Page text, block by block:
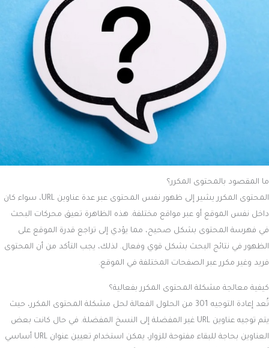
ما المقصود بالمحتوى المكرر؟
المحتوى المكرر يشير إلى ظهور نفس المحتوى عبر عدة عناوين URL، سواء كان
داخل نفس الموقع أو عبر مواقع مختلفة. هذه الظاهرة تعيق محركات البحث
في فهرسة المحتوى بشكل صحيح، مما يؤدي إلى تراجع قدرة الموقع على
الظهور في نتائج البحث بشكل قوي وفعال. لذلك، يجب التأكد من أن المحتوى
فريد وغير مكرر عبر الصفحات المختلفة في الموقع.
كيفية معالجة مشكلة المحتوى المكرر بفعالية؟
تُعد إعادة التوجيه 301 من الحلول الفعالة لحل مشكلة المحتوى المكرر، حيث
يتم توجيه عناوين URL غير المفضلة إلى النسخ المفضلة. في حال كانت بعض
العناوين بحاجة للبقاء مفتوحة للزوار، يمكن استخدام تعيين عنوان URL أساسي